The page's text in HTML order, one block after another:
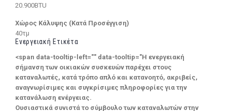
20.900BTU
Χώρος Κάλυψης (Κατά Προσέγγιση)
40τμ
Ενεργειακή Ετικέτα
<span data-tooltip-left="" data-tooltip="Η ενεργειακή
σήμανση των οικιακών συσκευών παρέχει στους
καταναλωτές, κατά τρόπο απλό και κατανοητό, ακριβείς,
αναγνωρίσιμες και συγκρίσιμες πληροφορίες για την
κατανάλωση ενέργειας.
Ουσιαστικά συνιστά το σύμβουλο των καταναλωτών στην